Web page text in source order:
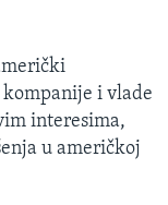
i vlade
interesima,
u američkoj